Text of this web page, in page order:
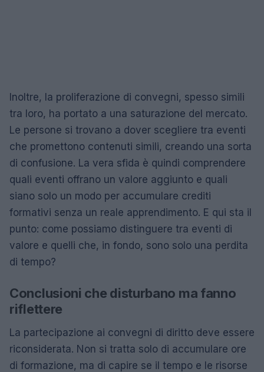
Inoltre, la proliferazione di convegni, spesso simili
tra loro, ha portato a una saturazione del mercato.
Le persone si trovano a dover scegliere tra eventi
che promettono contenuti simili, creando una sorta
di confusione. La vera sfida è quindi comprendere
quali eventi offrano un valore aggiunto e quali
siano solo un modo per accumulare crediti
formativi senza un reale apprendimento. E qui sta il
punto: come possiamo distinguere tra eventi di
valore e quelli che, in fondo, sono solo una perdita
di tempo?
Conclusioni che disturbano ma fanno
riflettere
La partecipazione ai convegni di diritto deve essere
riconsiderata. Non si tratta solo di accumulare ore
di formazione, ma di capire se il tempo e le risorse